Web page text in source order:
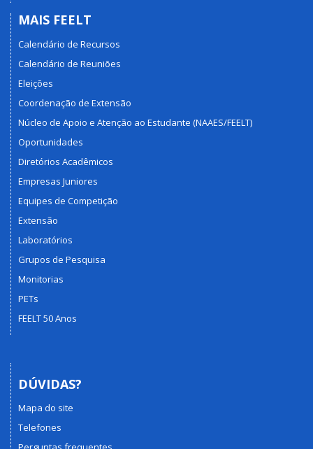
MAIS FEELT
Calendário de Recursos
Calendário de Reuniões
Eleições
Coordenação de Extensão
Núcleo de Apoio e Atenção ao Estudante (NAAES/FEELT)
Oportunidades
Diretórios Acadêmicos
Empresas Juniores
Equipes de Competição
Extensão
Laboratórios
Grupos de Pesquisa
Monitorias
PETs
FEELT 50 Anos
DÚVIDAS?
Mapa do site
Telefones